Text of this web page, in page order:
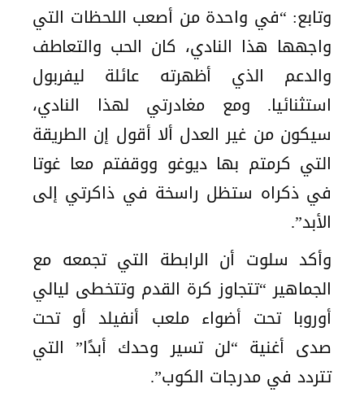
وتابع: “في واحدة من أصعب اللحظات التي
واجهها هذا النادي، كان الحب والتعاطف
والدعم الذي أظهرته عائلة ليفربول
استثنائيا. ومع مغادرتي لهذا النادي،
سيكون من غير العدل ألا أقول إن الطريقة
التي كرمتم بها ديوغو ووقفتم معا غوتا
في ذكراه ستظل راسخة في ذاكرتي إلى
الأبد”.
وأكد سلوت أن الرابطة التي تجمعه مع
الجماهير “تتجاوز كرة القدم وتتخطى ليالي
أوروبا تحت أضواء ملعب أنفيلد أو تحت
صدى أغنية “لن تسير وحدك أبدًا” التي
تتردد في مدرجات الكوب”.